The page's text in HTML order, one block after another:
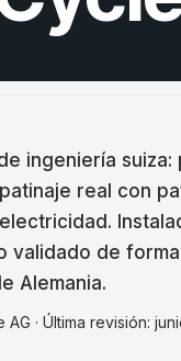
ingeniería suiza:
real con
validado de
Alemania.
· Última revisión: